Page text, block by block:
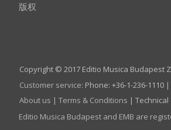
版权
Copyright © 2017 Editio Musica Budapest
Customer service: Phone: +36-1-236-1110 |
About us | Terms & Conditions | Technical
Editio Musica Budapest and EMB are